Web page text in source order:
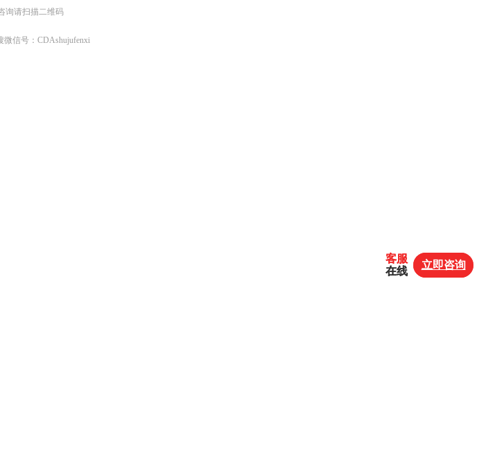
询请扫描二维码
微信号：CDAshujufenxi
客服
在线
立即咨询
客服
在线
立即咨询